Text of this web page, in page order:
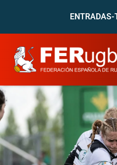
ENTRADAS-